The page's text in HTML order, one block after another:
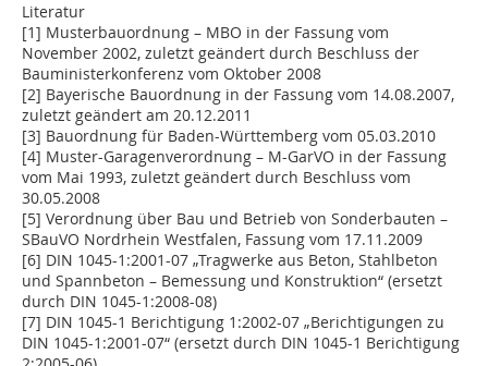
Literatur
[1] Musterbauordnung – MBO in der Fassung vom
November 2002, zuletzt geändert durch Beschluss der
Bauministerkonferenz vom Oktober 2008
[2] Bayerische Bauordnung in der Fassung vom 14.08.2007,
zuletzt geändert am 20.12.2011
[3] Bauordnung für Baden-Württemberg vom 05.03.2010
[4] Muster-Garagenverordnung – M-GarVO in der Fassung
vom Mai 1993, zuletzt geändert durch Beschluss vom
30.05.2008
[5] Verordnung über Bau und Betrieb von Sonderbauten –
SBauVO Nordrhein Westfalen, Fassung vom 17.11.2009
[6] DIN 1045-1:2001-07 „Tragwerke aus Beton, Stahlbeton
und Spannbeton – Bemessung und Konstruktion“ (ersetzt
durch DIN 1045-1:2008-08)
[7] DIN 1045-1 Berichtigung 1:2002-07 „Berichtigun­gen zu
DIN 1045-1:2001-07“ (ersetzt durch DIN 1045-1 Berichtigung